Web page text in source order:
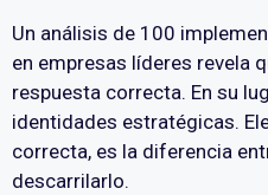
Un análisis de 100
en empresas líderes revela
respuesta correcta. En su
identidades estratégicas.
correcta, es la diferencia
descarrilarlo.